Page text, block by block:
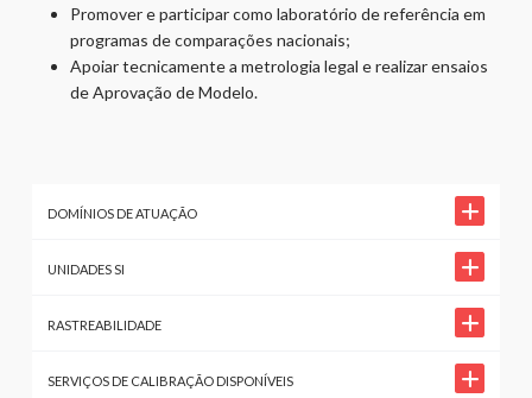
Promover e participar como laboratório de referência em
programas de comparações nacionais;
Apoiar tecnicamente a metrologia legal e realizar ensaios
de Aprovação de Modelo.
DOMÍNIOS DE ATUAÇÃO
UNIDADES SI
RASTREABILIDADE
SERVIÇOS DE CALIBRAÇÃO DISPONÍVEIS